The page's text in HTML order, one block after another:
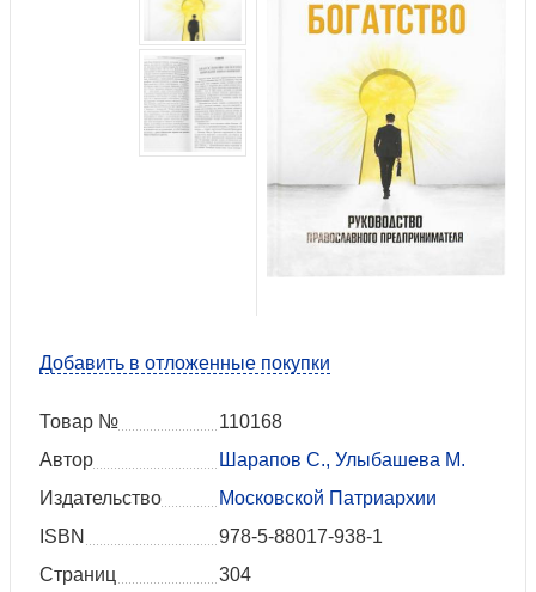
Добавить в отложенные покупки
Товар №
110168
Автор
Шарапов С., Улыбашева М.
Издательство
Московской Патриархии
ISBN
978-5-88017-938-1
Страниц
304